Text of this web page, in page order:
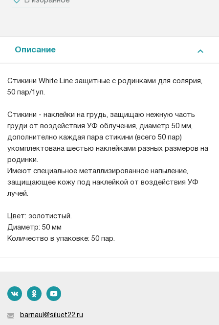
Описание
Стикини White Line защитные с родинками для солярия,
50 пар/1уп.
Стикини - наклейки на грудь, защищаю нежную часть
груди от воздействия УФ облучения, диаметр 50 мм,
дополнително каждая пара стикини (всего 50 пар)
укомплектована шестью наклейками разных размеров на
родинки.
Имеют специальное металлизированное напыление,
защищающее кожу под наклейкой от воздействия УФ
лучей.
Цвет: золотистый.
Диаметр: 50 мм
Количество в упаковке: 50 пар.
barnaul@siluet22.ru